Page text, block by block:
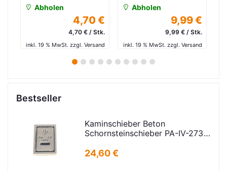
Abholen
9,99 €
9,99 € / Stk.
inkl. 19 % MwSt. zzgl. Versand
Abholen
6,50 €
6,50 € / Stk.
inkl. 19 % MwSt. zzgl. Versand
1 2 3 4 5 6 7 8 9 10
Bestseller
Kaminschieber Beton
Schornsteinschieber PA-IV-273
16,5x24,5cm
24,60 €